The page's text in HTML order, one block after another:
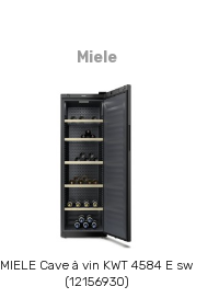
Miele
MIELE Cave à vin KWT 4584 E sw
(12156930)